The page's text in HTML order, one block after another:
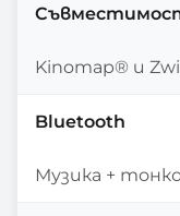
Kinomap® и
Bluetooth
Музика +